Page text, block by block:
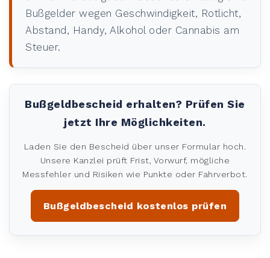
Bußgelder wegen Geschwindigkeit, Rotlicht,
Abstand, Handy, Alkohol oder Cannabis am
Steuer.
Bußgeldbescheid erhalten? Prüfen Sie
jetzt Ihre Möglichkeiten.
Laden Sie den Bescheid über unser Formular hoch.
Unsere Kanzlei prüft Frist, Vorwurf, mögliche
Messfehler und Risiken wie Punkte oder Fahrverbot.
Bußgeldbescheid kostenlos prüfen